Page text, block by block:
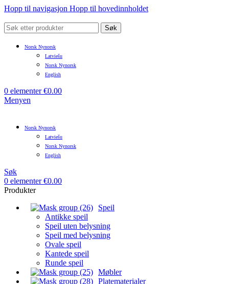
Hopp til navigasjon Hopp til hovedinnholdet
Søk
Norsk Nynorsk
Latviešu
Norsk Nynorsk
English
0 elementer €0.00
Menyen
Norsk Nynorsk
Latviešu
Norsk Nynorsk
English
Søk
0 elementer €0.00
Produkter
Speil
Antikke speil
Speil uten belysning
Speil med belysning
Ovale speil
Kantede speil
Runde speil
Møbler
Platematerialer